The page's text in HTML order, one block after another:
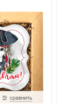
сравнить